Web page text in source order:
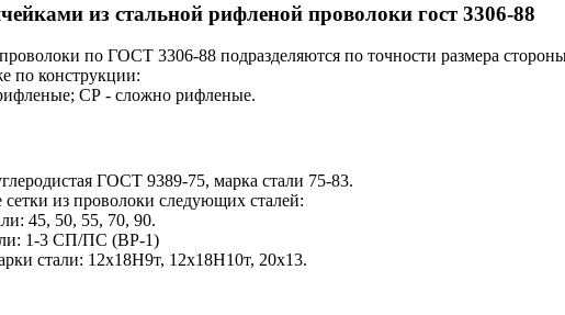
из стальной рифленой проволоки гост 3306-88
по ГОСТ 3306-88 подразделяются по точности размера
по конструкции:
СР - сложно рифленые.
ГОСТ 9389-75, марка стали 75-83.
из проволоки следующих сталей:
45, 50, 55, 70, 90.
1-3 СП/ПС (ВР-1)
стали: 12х18H9т, 12х18H10т, 20х13.